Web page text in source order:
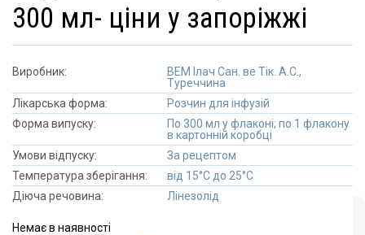
300 мл- ціни у запоріжжі
Виробник:
ВЕМ Ілач Сан. ве Тік. А.С.,
Туреччина
Лікарська форма:
Розчин для інфузій
Форма випуску:
По 300 мл у флаконі; по 1 флакону
в картонній коробці
Умови відпуску:
За рецептом
Температура зберігання:
від 15°C до 25°C
Діюча речовина:
Лінезолід
Немає в наявності